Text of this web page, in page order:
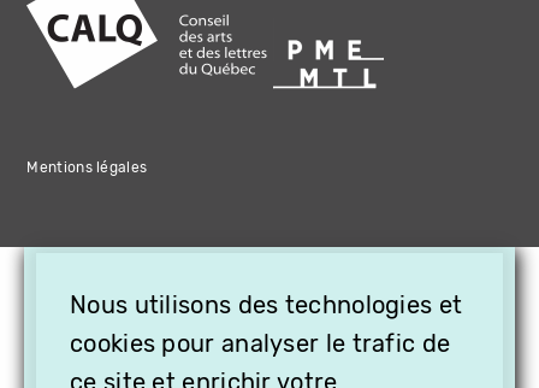
Mentions légales
Nous utilisons des technologies et
cookies pour analyser le trafic de
OFFREZ LA VIDÉO EN
CADEAU, ABONNEZ VOS